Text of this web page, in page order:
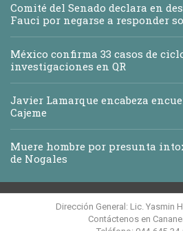
Comité del Senado declara en
Fauci por negarse a responder
México confirma 33 casos de
investigaciones en QR
Javier Lamarque encabeza
Cajeme
Muere hombre por presunta
de Nogales
Dirección General: Lic. Yasmin
Contáctenos en